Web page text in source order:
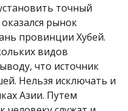
точный
рынок
провинции Хубей.
видов
что источник
Нельзя исключать и
Азии. Путем